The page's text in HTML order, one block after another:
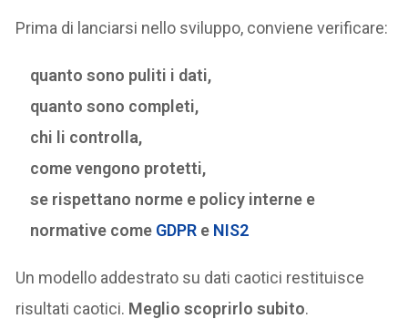
Prima di lanciarsi nello sviluppo, conviene verificare:
quanto sono puliti i dati,
quanto sono completi,
chi li controlla,
come vengono protetti,
se rispettano norme e policy interne e
normative come GDPR e NIS2
Un modello addestrato su dati caotici restituisce
risultati caotici. Meglio scoprirlo subito.